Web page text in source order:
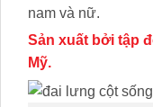
nam và nữ.
Sản xuất bởi tập
Mỹ.